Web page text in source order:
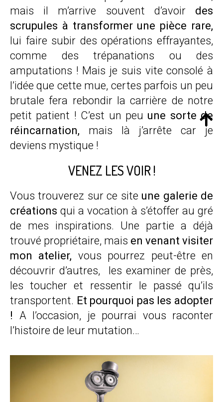
mais il m’arrive souvent d’avoir des
scrupules à transformer une pièce rare,
lui faire subir des opérations effrayantes,
comme des trépanations ou des
amputations ! Mais je suis vite consolé à
l’idée que cette mue, certes parfois un peu
brutale fera rebondir la carrière de notre
petit patient ! C’est un peu une sorte de
réincarnation, mais là j’arrête car je
deviens mystique !
VENEZ LES VOIR !
Vous trouverez sur ce site une galerie de
créations qui a vocation à s’étoffer au gré
de mes inspirations. Une partie a déjà
trouvé propriétaire, mais en venant visiter
mon atelier, vous pourrez peut-être en
découvrir d’autres, les examiner de près,
les toucher et ressentir le passé qu’ils
transportent. Et pourquoi pas les adopter
! A l’occasion, je pourrai vous raconter
l’histoire de leur mutation…